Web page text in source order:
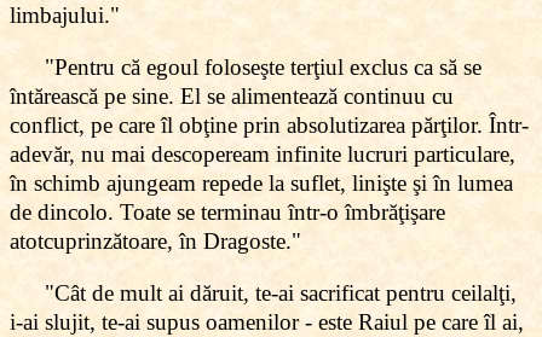
limbajului."
"Pentru că egoul foloseşte terţiul exclus ca să se
întărească pe sine. El se alimentează continuu cu
conflict, pe care îl obţine prin absolutizarea părţilor. Într-
adevăr, nu mai descopeream infinite lucruri particulare,
în schimb ajungeam repede la suflet, linişte şi în lumea
de dincolo. Toate se terminau într-o îmbrăţişare
atotcuprinzătoare, în Dragoste."
"Cât de mult ai dăruit, te-ai sacrificat pentru ceilalţi,
i-ai slujit, te-ai supus oamenilor - este Raiul pe care îl ai,